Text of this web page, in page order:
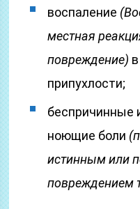
воспаление
местная
повреждение)
припухлости;
беспричинные
ноющие боли
истинным или
повреждением